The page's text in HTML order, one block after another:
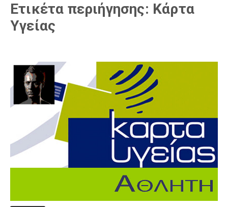
Ετικέτα περιήγησης: Κάρτα
Υγείας